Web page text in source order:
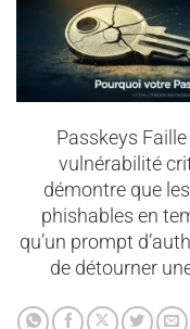
Passkeys
vulnérabilité
démontre que
phishables en
qu’un prompt
de détourner